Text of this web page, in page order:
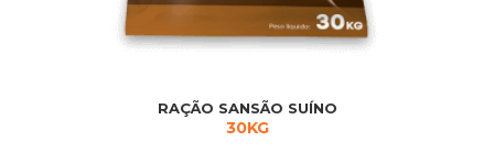
RAÇÃO SANSÃO SUÍNO
30KG